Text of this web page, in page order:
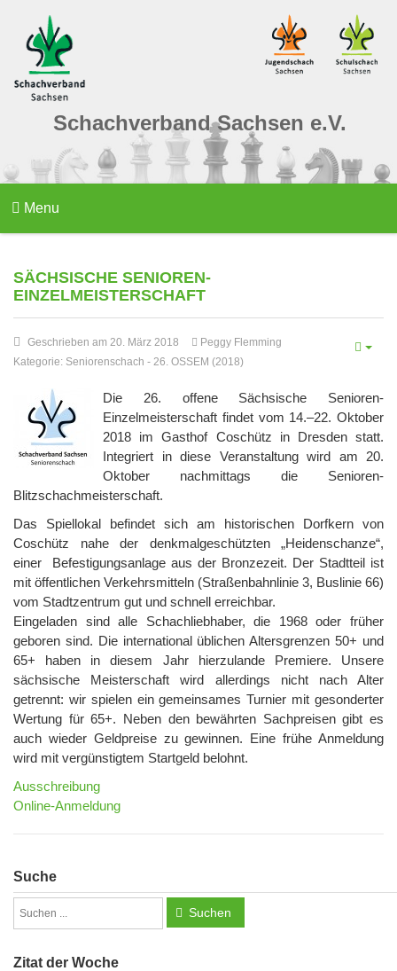
Schachverband Sachsen e.V.
Menu
SÄCHSISCHE SENIOREN-
EINZELMEISTERSCHAFT
Geschrieben am 20. März 2018
Peggy Flemming
Kategorie: Seniorenschach - 26. OSSEM (2018)
Die 26. offene Sächsische Senioren-
Einzelmeisterschaft findet vom 14.–22. Oktober
2018 im Gasthof Coschütz in Dresden statt.
Integriert in diese Veranstaltung wird am 20.
Oktober nachmittags die Senioren-
Blitzschachmeisterschaft.
Das Spiellokal befindet sich am historischen Dorfkern von
Coschütz nahe der denkmalgeschützten „Heidenschanze“,
einer Befestigungsanlage aus der Bronzezeit. Der Stadtteil ist
mit öffentlichen Verkehrsmitteln (Straßenbahnlinie 3, Buslinie 66)
vom Stadtzentrum gut und schnell erreichbar.
Eingeladen sind alle Schachliebhaber, die 1968 oder früher
geboren sind. Die international üblichen Altersgrenzen 50+ und
65+ haben in diesem Jahr hierzulande Premiere. Unsere
sächsische Meisterschaft wird allerdings nicht nach Alter
getrennt: wir spielen ein gemeinsames Turnier mit gesonderter
Wertung für 65+. Neben den bewährten Sachpreisen gibt es
auch wieder Geldpreise zu gewinnen. Eine frühe Anmeldung
wird mit vergünstigtem Startgeld belohnt.
Ausschreibung
Online-Anmeldung
Suche
Suchen
Zitat der Woche